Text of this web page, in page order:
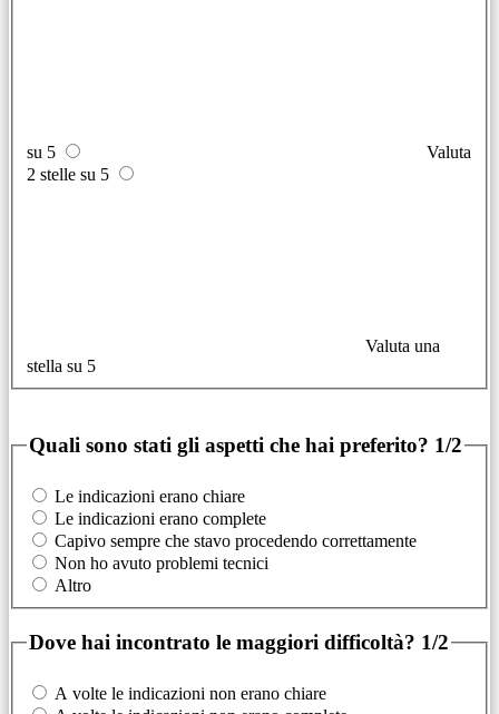
su 5
Valuta
2 stelle su 5
Valuta una
stella su 5
Quali sono stati gli aspetti che hai preferito? 1/2
Le indicazioni erano chiare
Le indicazioni erano complete
Capivo sempre che stavo procedendo correttamente
Non ho avuto problemi tecnici
Altro
Dove hai incontrato le maggiori difficoltà? 1/2
A volte le indicazioni non erano chiare